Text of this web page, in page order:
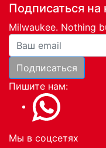
Подписаться на
Milwaukee. Nothing
Ваша почта
Подписаться
Пишите нам:
Мы в соцсетях